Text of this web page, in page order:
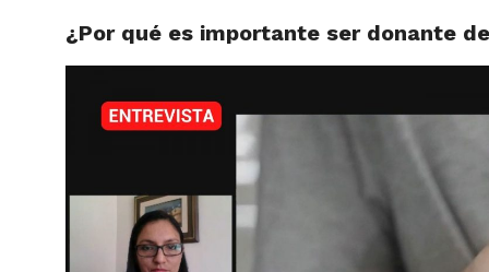
¿Por qué es importante ser donante